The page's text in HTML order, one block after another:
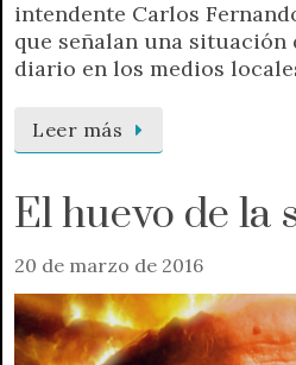
intendente Carlos
que señalan una situación
diario en los medios
Leer más
El huevo de la
20 de marzo de 2016